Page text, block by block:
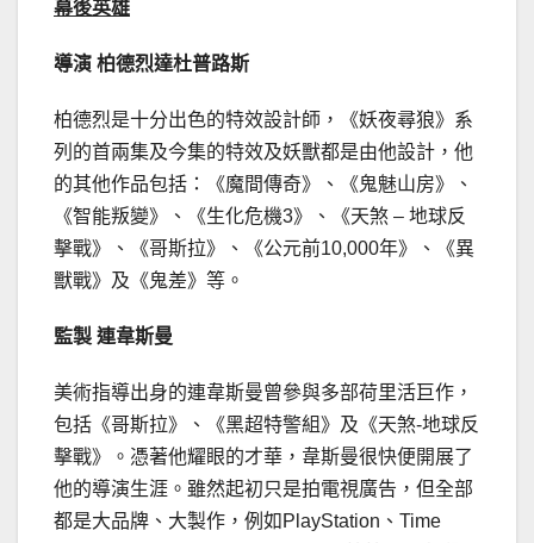
幕後英雄
導演 柏德烈達杜普路斯
柏德烈是十分出色的特效設計師，《妖夜尋狼》系
列的首兩集及今集的特效及妖獸都是由他設計，他
的其他作品包括：《魔間傳奇》、《鬼魅山房》、
《智能叛變》、《生化危機3》、《天煞 – 地球反
擊戰》、《哥斯拉》、《公元前10,000年》、《異
獸戰》及《鬼差》等。
監製 連韋斯曼
美術指導出身的連韋斯曼曾參與多部荷里活巨作，
包括《哥斯拉》、《黑超特警組》及《天煞-地球反
擊戰》。憑著他耀眼的才華，韋斯曼很快便開展了
他的導演生涯。雖然起初只是拍電視廣告，但全部
都是大品牌、大製作，例如PlayStation、Time